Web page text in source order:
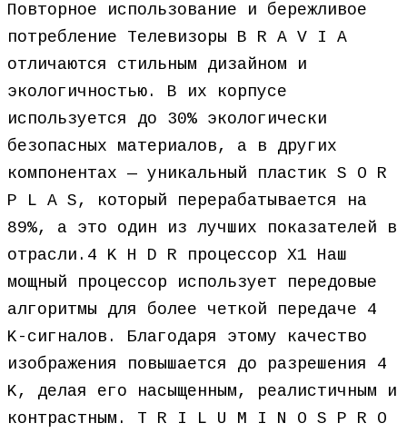
Повторное использование и бережливое
потребление Телевизоры B R A V I A
отличаются стильным дизайном и
экологичностью. В их корпусе
используется до 30% экологически
безопасных материалов, а в других
компонентах — уникальный пластик S O R
P L A S, который перерабатывается на
89%, а это один из лучших показателей в
отрасли.4 K H D R процессор X1 Наш
мощный процессор использует передовые
алгоритмы для более четкой передаче 4
K-сигналов. Благодаря этому качество
изображения повышается до разрешения 4
K, делая его насыщенным, реалистичным и
контрастным. T R I L U M I N O S P R O